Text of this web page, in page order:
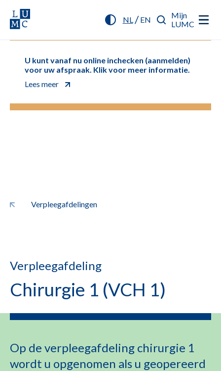
NL/ EN
Mijn
LUMC
U kunt vanaf nu online inchecken (aanmelden)
voor uw afspraak. Klik voor meer informatie.
Lees meer
Verpleegafdelingen
Verpleegafdeling
Chirurgie 1 (VCH 1)
Op de verpleegafdeling chirurgie 1
wordt u opgenomen als u geopereerd